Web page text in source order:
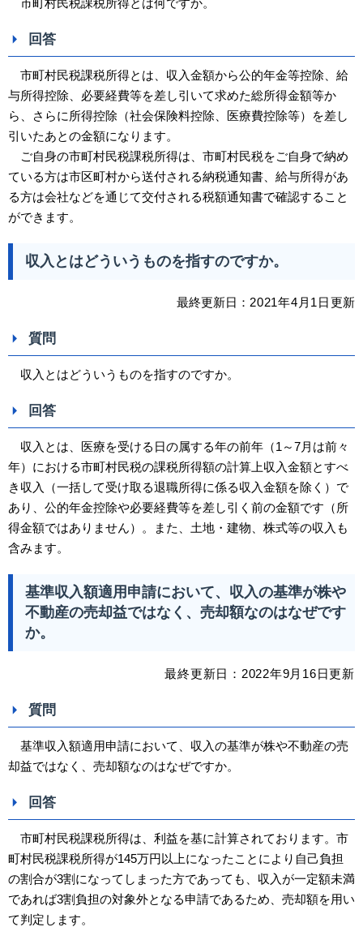
回答
市町村民税課税所得とは、収入金額から公的年金等控除、給
与所得控除、必要経費等を差し引いて求めた総所得金額等か
ら、さらに所得控除（社会保険料控除、医療費控除等）を差し
引いたあとの金額になります。
ご自身の市町村民税課税所得は、市町村民税をご自身で納め
ている方は市区町村から送付される納税通知書、給与所得があ
る方は会社などを通じて交付される税額通知書で確認すること
ができます。
収入とはどういうものを指すのですか。
最終更新日： 2021年4 月1日更新
質問
収入とはどういうものを指すのですか。
回答
収入とは、医療を受ける日の属する年の前年（1～7月は前々
年）における市町村民税の課税所得額の計算上収入金額とすべ
き収入（一括して受け取る退職所得に係る収入金額を除く）で
あり、公的年金控除や必要経費等を差し引く前の金額です（所
得金額ではありません）。また、土地・建物、株式等の収入も
含みます。
基準収入額適用申請において、収入の基準が株や
不動産の売却益ではなく、売却額なのはなぜです
か。
最終更新日： 2022年9月16日更新
質問
基準収入額適用申請において、収入の基準が株や不動産の売
却益ではなく、売却額なのはなぜですか。
回答
市町村民税課税所得は、利益を基に計算されております。市
町村民税課税所得が145万円以上になったことにより自己負担
の割合が3割になってしまった方であっても、収入が一定額未満
であれば3割負担の対象外となる申請であるため、売却額を用い
て判定します。